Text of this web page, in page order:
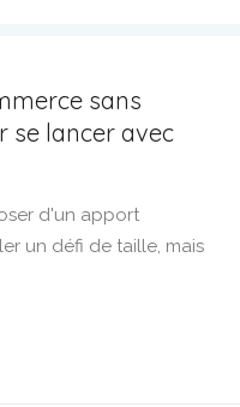
sans
se lancer avec
d'un apport
un défi de taille, mais